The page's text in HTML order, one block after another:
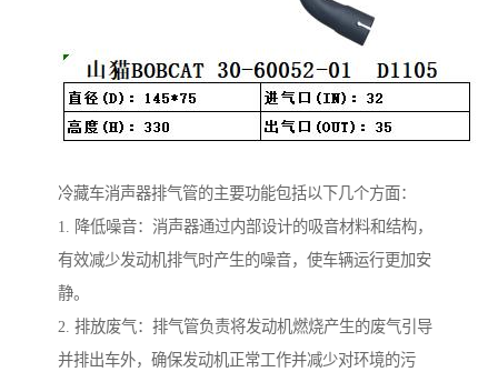
冷藏车消声器排气管的主要功能包括以下几个方面：
1. 降低噪音：消声器通过内部设计的吸音材料和结构，
有效减少发动机排气时产生的噪音，使车辆运行更加安
静。
2. 排放废气：排气管负责将发动机燃烧产生的废气引导
并排出车外，确保发动机正常工作并减少对环境的污